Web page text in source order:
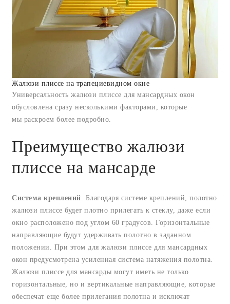
Жалюзи плиссе на трапециевидном окне
Универсальность жалюзи плиссе для мансардных окон
обусловлена сразу несколькими факторами, которые
мы раскроем более подробно.
Преимущество жалюзи
плиссе на мансарде
Система креплений . Благодаря системе креплений, полотно
жалюзи плиссе будет плотно прилегать к стеклу, даже если
окно расположено под углом 60 градусов. Горизонтальные
направляющие будут удерживать полотно в заданном
положении. При этом для жалюзи плиссе для мансардных
окон предусмотрена усиленная система натяжения полотна.
Жалюзи плиссе для мансарды могут иметь не только
горизонтальные, но и вертикальные направляющие, которые
обеспечат еще более прилегания полотна и исключат